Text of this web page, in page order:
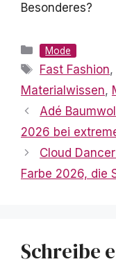
Besonderes?
Kategorien
Mode
Schlagwörter
Fast Fashion,
Materialwissen,
Adé
2026 bei
Cloud
Farbe 2026, die
Schreibe